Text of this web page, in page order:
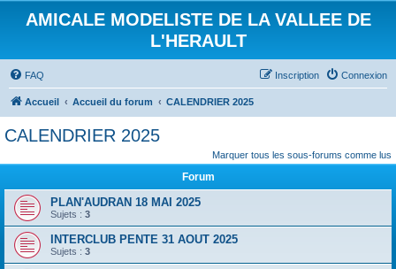
AMICALE MODELISTE DE LA VALLEE DE
L'HERAULT
FAQ Connexion
Inscription
Accueil Accueil du forum CALENDRIER 2025
CALENDRIER 2025
Marquer tous les sous-forums comme lus
Forum
PLAN'AUDRAN 18 MAI 2025
Sujets : 3
INTERCLUB PENTE 31 AOUT 2025
Sujets : 3